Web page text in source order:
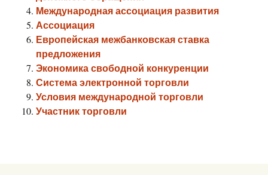
Международная ассоциация развития
Ассоциация
Европейская межбанковская ставка
предложения
Экономика свободной конкуренции
Система электронной торговли
Условия международной торговли
Участник торговли